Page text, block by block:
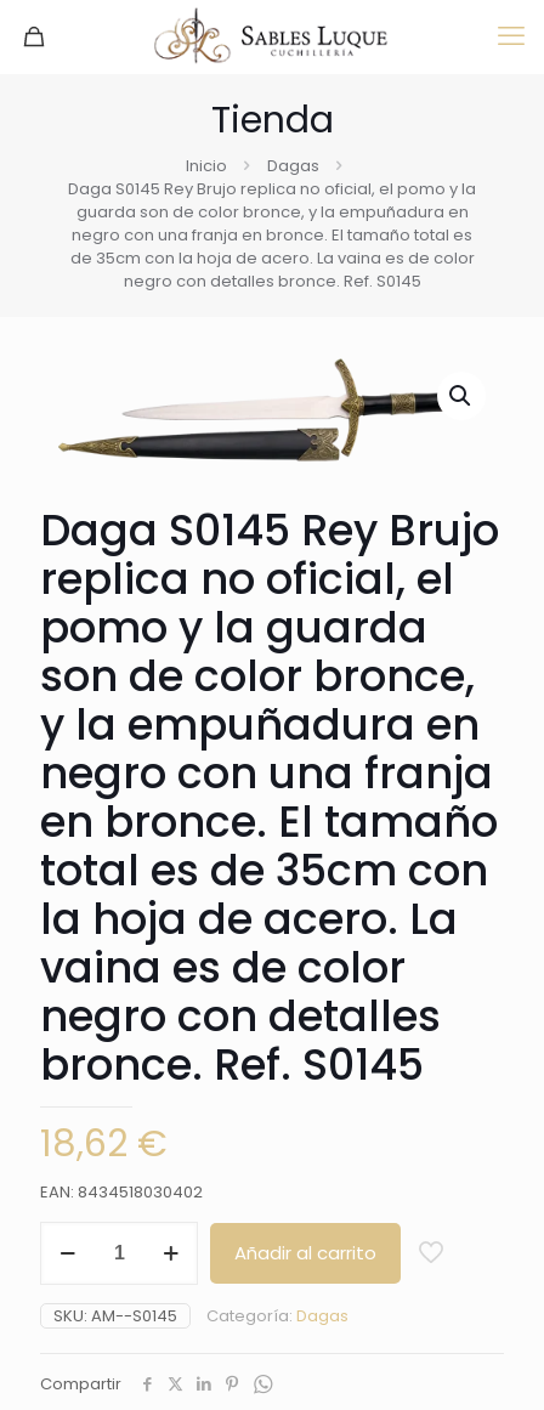
Tienda
Inicio
Dagas
Daga S0145 Rey Brujo replica no oficial, el pomo y la
guarda son de color bronce, y la empuñadura en
negro con una franja en bronce. El tamaño total es
de 35cm con la hoja de acero. La vaina es de color
negro con detalles bronce. Ref. S0145
Daga S0145 Rey Brujo
replica no oficial, el
pomo y la guarda
son de color bronce,
y la empuñadura en
negro con una franja
en bronce. El tamaño
total es de 35cm con
la hoja de acero. La
vaina es de color
negro con detalles
bronce. Ref. S0145
18,62 €
EAN: 8434518030402
S0145
Brujo
replica
el
Añadir al carrito
SKU: AM--S0145 Categoría: Dagas
Compartir